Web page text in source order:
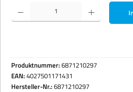
Produkt Anzahl: Gib den gewünschten Wert ein oder
Produktnummer:6871210297
EAN:4027501171431
Hersteller-Nr.:6871210297